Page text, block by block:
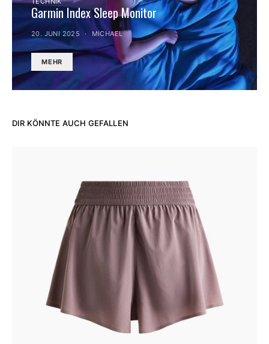
Garmin Index Sleep Monitor
20. JUNI 2025 MICHAEL
MEHR
DIR KÖNNTE AUCH GEFALLEN